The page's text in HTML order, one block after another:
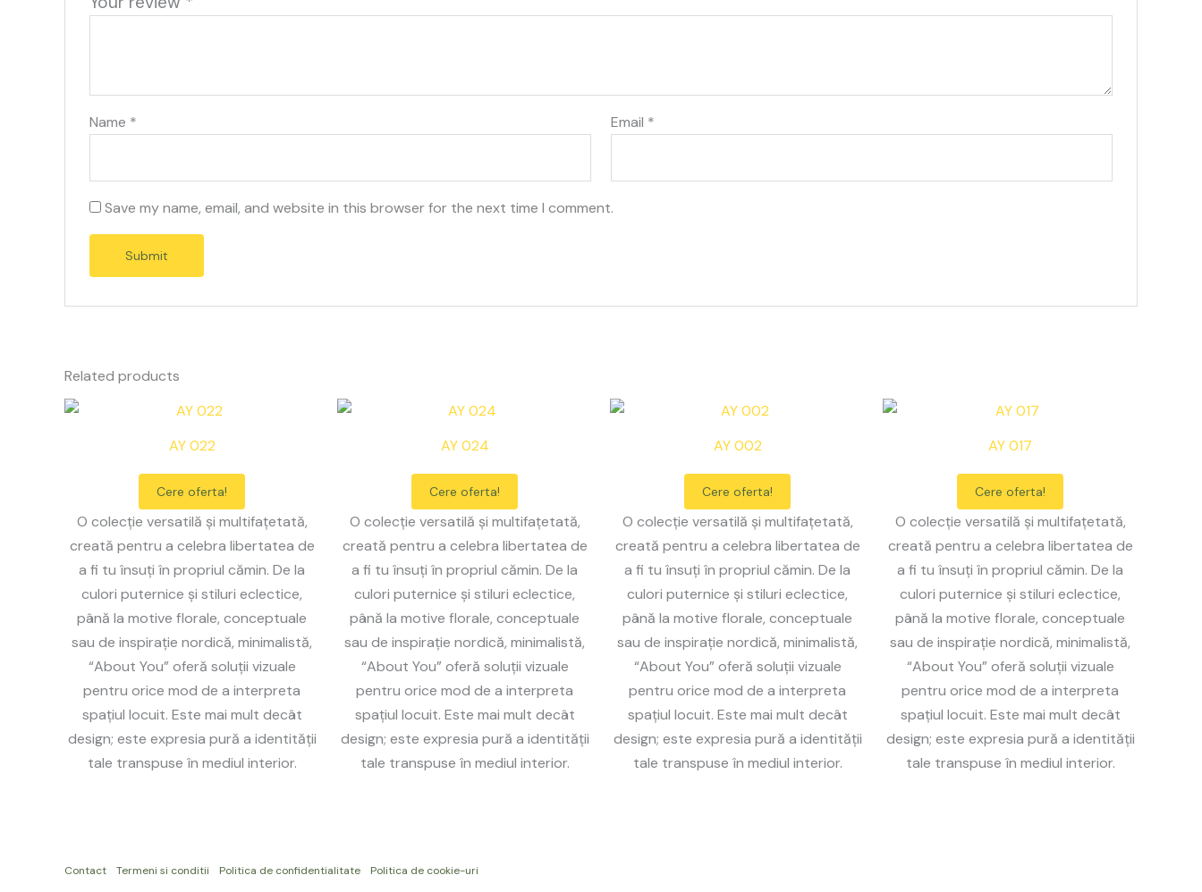
Name * Email *
Save my name, email, and website in this browser for the next time I comment.
Related products
AY 022
Cere oferta!
O colecție versatilă și multifațetată,
creată pentru a celebra libertatea de
a fi tu însuți în propriul cămin. De la
culori puternice și stiluri eclectice,
până la motive florale, conceptuale
sau de inspirație nordică, minimalistă,
“About You” oferă soluții vizuale
pentru orice mod de a interpreta
spațiul locuit. Este mai mult decât
design; este expresia pură a identității
tale transpuse în mediul interior.
AY 024
Cere oferta!
O colecție versatilă și multifațetată,
creată pentru a celebra libertatea de
a fi tu însuți în propriul cămin. De la
culori puternice și stiluri eclectice,
până la motive florale, conceptuale
sau de inspirație nordică, minimalistă,
“About You” oferă soluții vizuale
pentru orice mod de a interpreta
spațiul locuit. Este mai mult decât
design; este expresia pură a identității
tale transpuse în mediul interior.
AY 002
Cere oferta!
O colecție versatilă și multifațetată,
creată pentru a celebra libertatea de
a fi tu însuți în propriul cămin. De la
culori puternice și stiluri eclectice,
până la motive florale, conceptuale
sau de inspirație nordică, minimalistă,
“About You” oferă soluții vizuale
pentru orice mod de a interpreta
spațiul locuit. Este mai mult decât
design; este expresia pură a identității
tale transpuse în mediul interior.
AY 017
Cere oferta!
O colecție versatilă și multifațetată,
creată pentru a celebra libertatea de
a fi tu însuți în propriul cămin. De la
culori puternice și stiluri eclectice,
până la motive florale, conceptuale
sau de inspirație nordică, minimalistă,
“About You” oferă soluții vizuale
pentru orice mod de a interpreta
spațiul locuit. Este mai mult decât
design; este expresia pură a identității
tale transpuse în mediul interior.
Contact Termeni si conditii Politica de confidentialitate Politica de cookie-uri